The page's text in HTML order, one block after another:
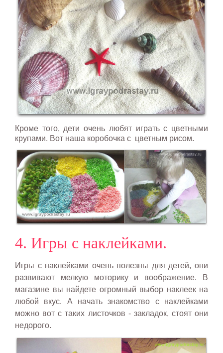
Кроме того, дети очень любят играть с цветными
крупами. Вот наша коробочка с цветным рисом.
4. Игры с наклейками.
Игры с наклейками очень полезны для детей, они
развивают мелкую моторику и воображение. В
магазине вы найдете огромный выбор наклеек на
любой вкус. А начать знакомство с наклейками
можно вот с таких листочков - закладок, стоят они
недорого.